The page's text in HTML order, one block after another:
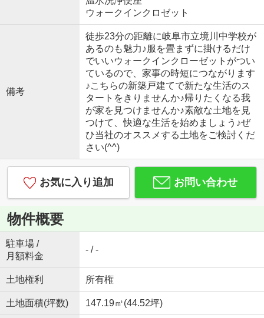
ウォークインクロゼット
備考
徒歩23分の距離に岐阜市立境川中学校が
あるのも魅力♪服を畳まずに掛けるだけ
でいいウォークインクローゼットがつい
ているので、家事の時短につながります
♪こちらの新築戸建てで新たな生活のス
タートをきりませんか♪帰りたくなる我
が家を見つけませんか♪素敵な土地を見
つけて、快適な生活を始めましょう♪ぜ
ひ当社のオススメする土地をご検討くだ
さい(^^)
お気に入り追加 お問い合わせ
物件概要
駐車場 /
月額料金
- / -
土地権利 所有権
土地面積(坪数) 147.19㎡(44.52坪)